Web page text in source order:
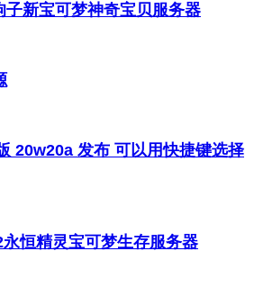
子新宝可梦神奇宝贝服务器
20w20a 发布 可以用快捷键选择
恒精灵宝可梦生存服务器